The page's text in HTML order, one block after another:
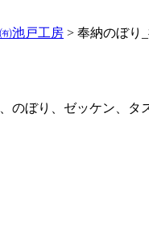
池戸工房 > 奉納のぼり
のぼり、ゼッケン、